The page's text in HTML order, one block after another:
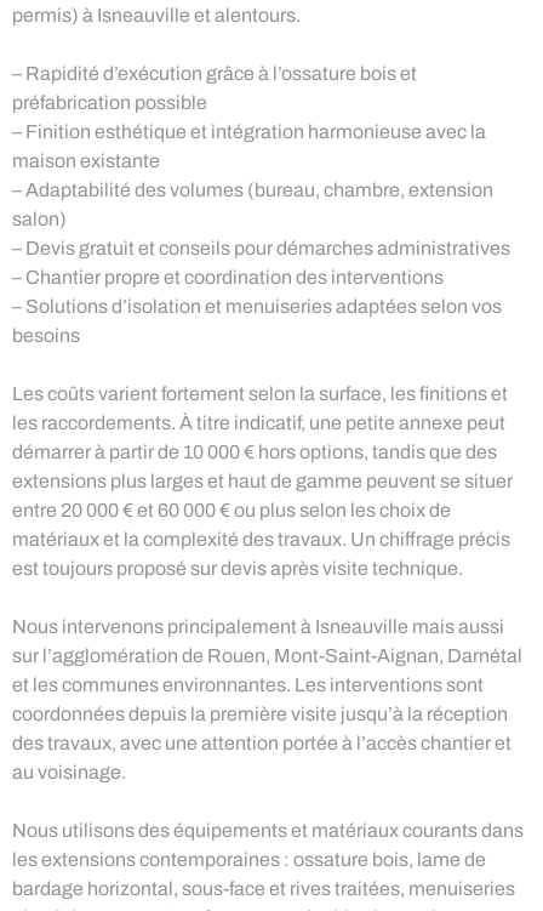
permis) à Isneauville et alentours.
– Rapidité d’exécution grâce à l’ossature bois et
préfabrication possible
– Finition esthétique et intégration harmonieuse avec la
maison existante
– Adaptabilité des volumes (bureau, chambre, extension
salon)
– Devis gratuit et conseils pour démarches administratives
– Chantier propre et coordination des interventions
– Solutions d’isolation et menuiseries adaptées selon vos
besoins
Les coûts varient fortement selon la surface, les finitions et
les raccordements. À titre indicatif, une petite annexe peut
démarrer à partir de 10 000 € hors options, tandis que des
extensions plus larges et haut de gamme peuvent se situer
entre 20 000 € et 60 000 € ou plus selon les choix de
matériaux et la complexité des travaux. Un chiffrage précis
est toujours proposé sur devis après visite technique.
Nous intervenons principalement à Isneauville mais aussi
sur l’agglomération de Rouen, Mont-Saint-Aignan, Darnétal
et les communes environnantes. Les interventions sont
coordonnées depuis la première visite jusqu’à la réception
des travaux, avec une attention portée à l’accès chantier et
au voisinage.
Nous utilisons des équipements et matériaux courants dans
les extensions contemporaines : ossature bois, lame de
bardage horizontal, sous-face et rives traitées, menuiseries